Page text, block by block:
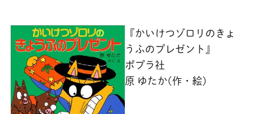
『かいけつゾロリのきょ
うふのプレゼント』
ポプラ社
原 ゆたか(作・絵)